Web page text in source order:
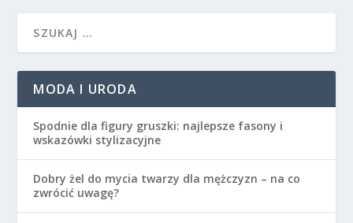
MODA I URODA
Spodnie dla figury gruszki: najlepsze fasony i
wskazówki stylizacyjne
Dobry żel do mycia twarzy dla mężczyzn – na co
zwrócić uwagę?